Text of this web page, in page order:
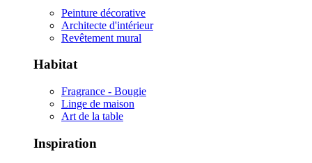
Peinture décorative
Architecte d'intérieur
Revêtement mural
Habitat
Fragrance - Bougie
Linge de maison
Art de la table
Inspiration